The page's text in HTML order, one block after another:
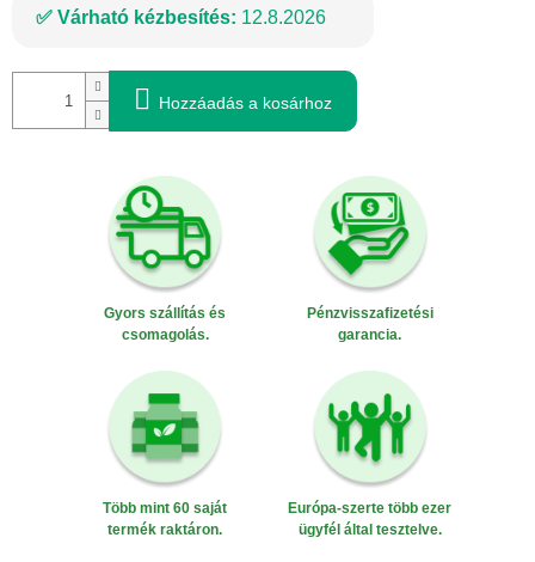
Várható kézbesítés: 12.8.2026
Hozzáadás a kosárhoz
Gyors szállítás és
csomagolás.
Pénzvisszafizetési
garancia.
Több mint 60 saját
termék raktáron.
Európa-szerte több ezer
ügyfél által tesztelve.